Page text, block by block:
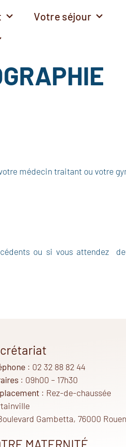
Votre séjour
médecin traitant ou votre
ou si vous attendez
: 02 32 88 82 44
: 09h00 – 17h30
: Rez-de-chaussée
Gambetta, 76000 Rouen
MATERNITÉ